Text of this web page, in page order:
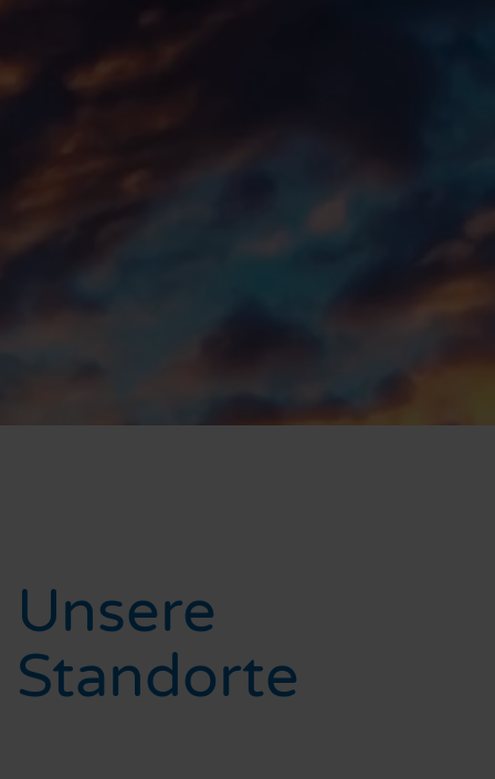
Unsere
Standorte